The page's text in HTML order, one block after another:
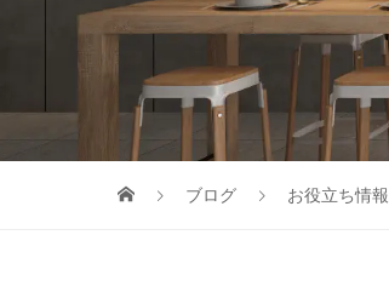
ブログ お役立ち情報